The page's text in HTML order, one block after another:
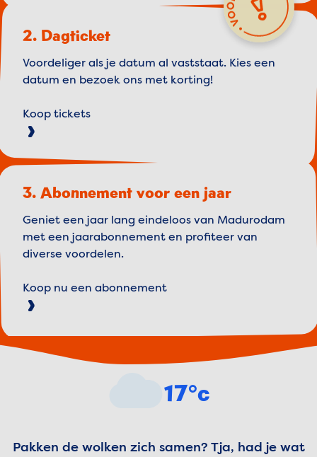
2. Dagticket
Voordeliger als je datum al vaststaat. Kies een
datum en bezoek ons met korting!
Koop tickets
3. Abonnement voor een jaar
Geniet een jaar lang eindeloos van Madurodam
met een jaarabonnement en profiteer van
diverse voordelen.
Koop nu een abonnement
17°c
Pakken de wolken zich samen? Tja, had je wat